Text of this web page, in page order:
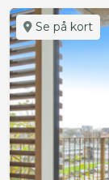
Se på kort